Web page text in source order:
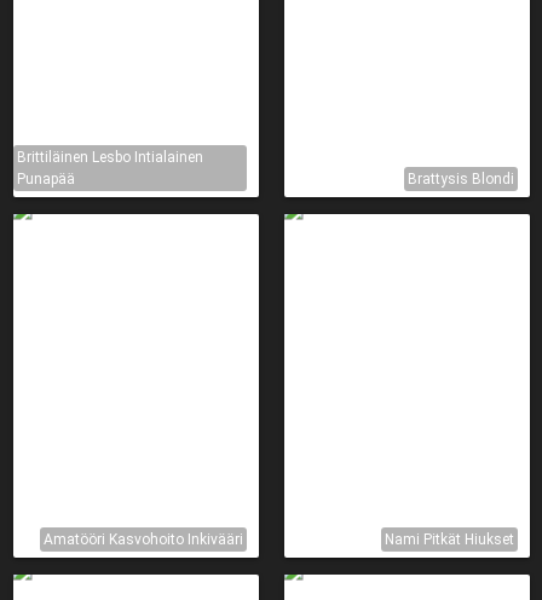
Brittiläinen Lesbo Intialainen
Punapää
Brattysis Blondi
Amatööri Kasvohoito Inkivääri Nami Pitkät Hiukset